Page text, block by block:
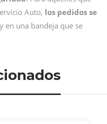
Auto, los pedidos se
y en una bandeja que se